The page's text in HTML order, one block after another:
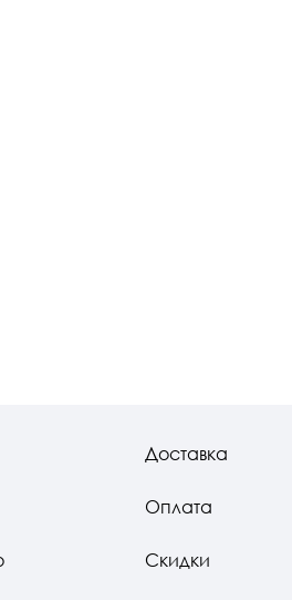
Доставка
Оплата
Скидки